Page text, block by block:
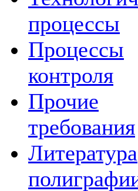
процессы
Процессы
контроля
Прочие
требования
Литература